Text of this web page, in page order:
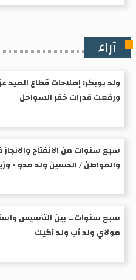
آراء
ولد بوبكر: إصلاحات قطاع الصيد
ورفعت قدرات خفر السواحل
سبع سنوات من الانفتاح
والمواطن / الحسين ولد مدو -
سبع سنوات… بين التأسيس
مولاي ولد أب ولد أكيك